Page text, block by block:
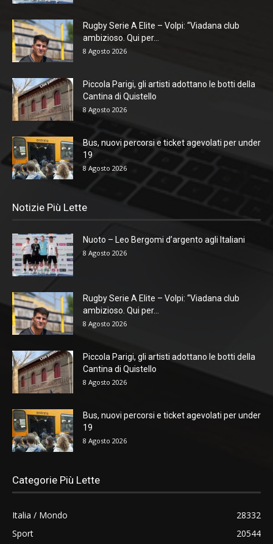
Rugby Serie A Elite – Volpi: “Viadana club
ambizioso. Qui per...
8 Agosto 2026
Piccola Parigi, gli artisti adottano le botti della
Cantina di Quistello
8 Agosto 2026
Bus, nuovi percorsi e ticket agevolati per under
19
8 Agosto 2026
Notizie Più Lette
Nuoto – Leo Bergomi d’argento agli Italiani
8 Agosto 2026
Rugby Serie A Elite – Volpi: “Viadana club
ambizioso. Qui per...
8 Agosto 2026
Piccola Parigi, gli artisti adottano le botti della
Cantina di Quistello
8 Agosto 2026
Bus, nuovi percorsi e ticket agevolati per under
19
8 Agosto 2026
Categorie Più Lette
Italia / Mondo
28332
Sport
20544